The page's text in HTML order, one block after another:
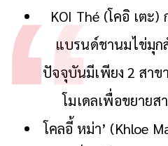
KOI Thé (โคอิ เตะ
แบรนด์ชานมไข่มุ
ปัจจุบันมีเพียง 2 สาข
โมเดลเพื่อขยายส
โคลอี้ หม่า’ (Khloe